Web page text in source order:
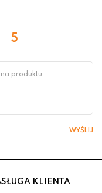
5
WYŚLIJ
KLIENTA